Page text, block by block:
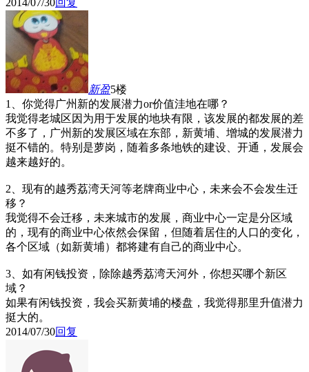
2014/07/30回复
新盈5楼
1、你觉得广州新的发展潜力or价值洼地在哪？
我觉得老城区因为用于发展的地块有限，该发展的都发展的差
不多了，广州新的发展区域在东部，新黄埔、增城的发展潜力
挺不错的。特别是萝岗，随着多条地铁的建设、开通，发展会
越来越好的。
2、现有的越秀荔湾天河等老牌商业中心，未来会不会发生迁
移？
我觉得不会迁移，未来城市的发展，商业中心一定是分区域
的，现有的商业中心依然会保留，但随着居住的人口的变化，
各个区域（如新黄埔）都将建有自己的商业中心。
3、如有闲钱投资，除除越秀荔湾天河外，你想买哪个新区
域？
如果有闲钱投资，我会买新黄埔的楼盘，我觉得那里升值潜力
挺大的。
2014/07/30回复